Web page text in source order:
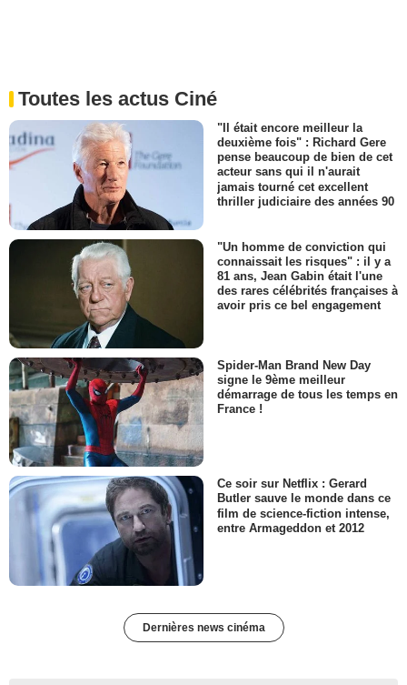
Toutes les actus Ciné
"Il était encore meilleur la
deuxième fois" : Richard Gere
pense beaucoup de bien de cet
acteur sans qui il n'aurait
jamais tourné cet excellent
thriller judiciaire des années 90
"Un homme de conviction qui
connaissait les risques" : il y a
81 ans, Jean Gabin était l'une
des rares célébrités françaises à
avoir pris ce bel engagement
Spider-Man Brand New Day
signe le 9ème meilleur
démarrage de tous les temps en
France !
Ce soir sur Netflix : Gerard
Butler sauve le monde dans ce
film de science-fiction intense,
entre Armageddon et 2012
Dernières news cinéma